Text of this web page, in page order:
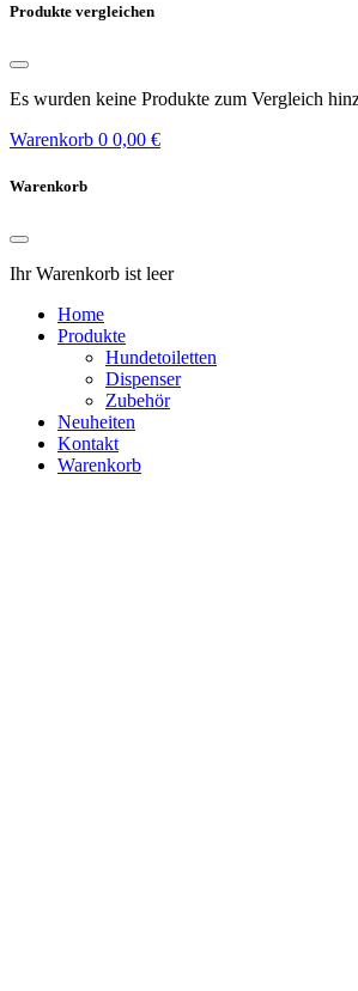
Produkte vergleichen
Es wurden keine Produkte zum Vergleich
Warenkorb 0 0,00 €
Warenkorb
Ihr Warenkorb ist leer
Home
Produkte
Hundetoiletten
Dispenser
Zubehör
Neuheiten
Kontakt
Warenkorb